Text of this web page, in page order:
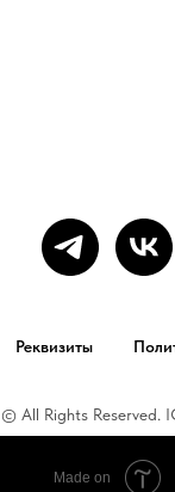
Реквизиты
© All Rights Reserved.
Made on